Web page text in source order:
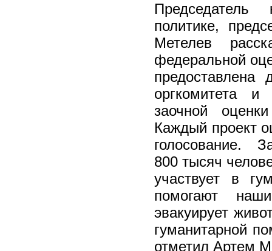
политике,
Метелев
федеральной
предоставлена
оргкомитета
заочной
Каждый проект
голосование.
800 тысяч
участвует в
помогают
эвакуирует
гуманитарной
отметил Артем